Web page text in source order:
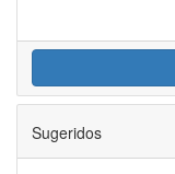
Sugeridos